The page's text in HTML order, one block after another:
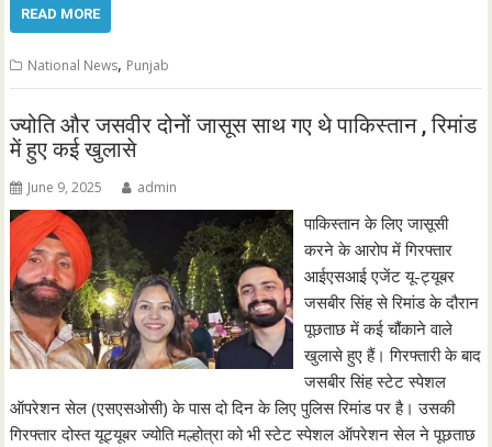
READ MORE
National News, Punjab
ज्योति और जसवीर दोनों जासूस साथ गए थे पाकिस्तान , रिमांड
में हुए कई खुलासे
June 9, 2025 admin
पाकिस्तान के लिए जासूसी
करने के आरोप में गिरफ्तार
आईएसआई एजेंट यू-ट्यूबर
जसबीर सिंह से रिमांड के दौरान
पूछताछ में कई चौंकाने वाले
खुलासे हुए हैं। गिरफ्तारी के बाद
जसबीर सिंह स्टेट स्पेशल
ऑपरेशन सेल (एसएसओसी) के पास दो दिन के लिए पुलिस रिमांड पर है। उसकी
गिरफ्तार दोस्त यूट्यूबर ज्योति मल्होत्रा को भी स्टेट स्पेशल ऑपरेशन सेल ने पूछताछ